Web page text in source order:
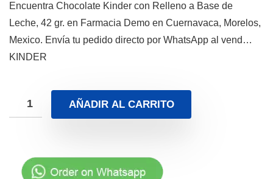
Encuentra Chocolate Kinder con Relleno a Base de
Leche, 42 gr. en Farmacia Demo en Cuernavaca, Morelos,
Mexico. Envía tu pedido directo por WhatsApp al vend…
KINDER
AÑADIR AL CARRITO